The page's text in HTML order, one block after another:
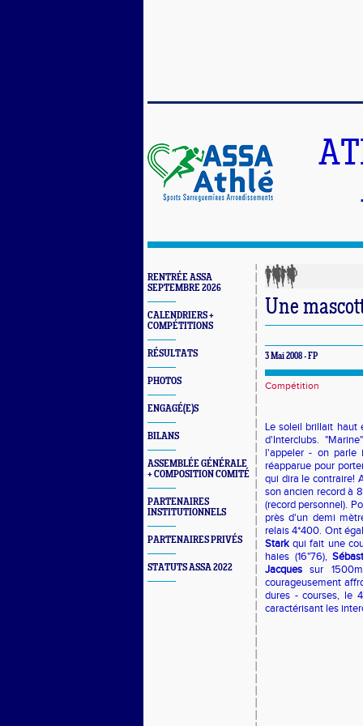
RENTRÉE ASSA
SEPTEMBRE 2026
CALENDRIERS +
COMPÉTITIONS
RÉSULTATS
PHOTOS
ENGAGÉ(E)S
BILANS
ASSEMBLÉE GÉNÉRALE
+ COMPOSITION COMITÉ
PARTENAIRES
INSTITUTIONNELS
PARTENAIRES PRIVÉS
STATUTS ASSA 2022
Une
3 Mai 2008 - FP
Compétition
Le soleil brillait haut
d'Interclubs.
l'appeler - on parle
réapparue pour
qui dira le contraire!
son ancien record à
(record personnel).
près d'un demi
relais 4*400. Ont
Stark qui fait une
haies (16"76),
Jacques sur
courageusement
dures - courses, le
caractérisant les